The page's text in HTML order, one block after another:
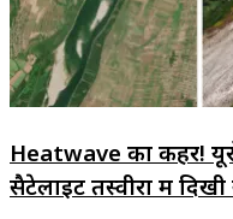
Heatwave का कहर!
सैटेलाइट तस्वीरों में दिखी